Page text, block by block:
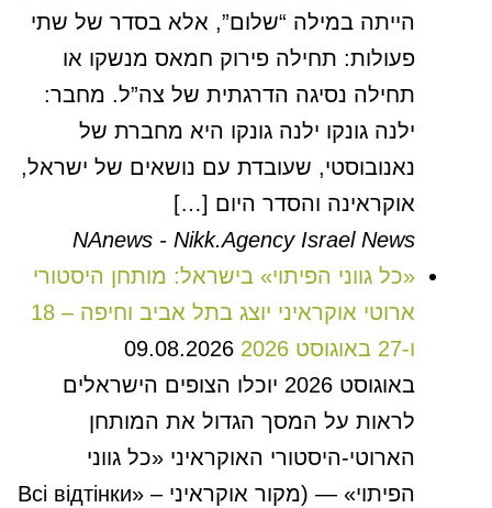
הייתה במילה “שלום”, אלא בסדר של שתי
פעולות: תחילה פירוק חמאס מנשקו או
תחילה נסיגה הדרגתית של צה”ל. מחבר:
ילנה גונקו ילנה גונקו היא מחברת של
נאנובוסטי, שעובדת עם נושאים של ישראל,
אוקראינה והסדר היום […]
NAnews - Nikk.Agency Israel News
«כל גווני הפיתוי» בישראל: מותחן היסטורי
ארוטי אוקראיני יוצג בתל אביב וחיפה – 18
ו-27 באוגוסט 2026
09.08.2026
באוגוסט 2026 יוכלו הצופים הישראלים
לראות על המסך הגדול את המותחן
הארוטי-היסטורי האוקראיני «כל גווני
הפיתוי» — (מקור אוקראיני – «Всі відтінки